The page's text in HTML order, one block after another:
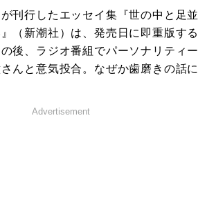
刊行したエッセイ集『世の中と足並
（新潮社）は、発売日に即重版する
後、ラジオ番組でパーソナリティー
んと意気投合。なぜか歯磨きの話に
Advertisement